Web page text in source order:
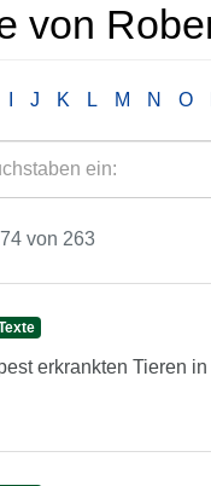
von
J K L M N O
von 263
erkrankten Tieren